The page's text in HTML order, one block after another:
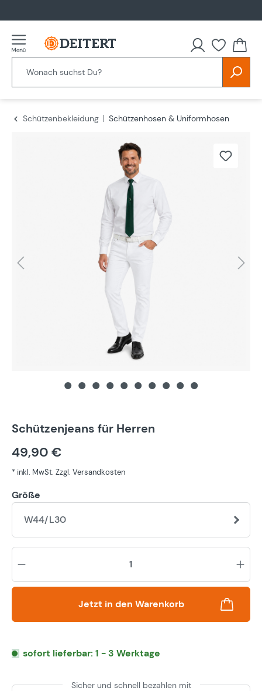
Schützenbekleidung
Schützenhosen & Uniformhosen
Schützenjeans für Herren
49,90 €
* inkl. MwSt. Zzgl. Versandkosten
Größe
W44/L30
Jetzt in den Warenkorb
sofort lieferbar: 1 - 3 Werktage
Sicher und schnell bezahlen mit